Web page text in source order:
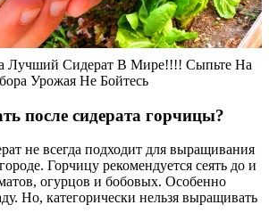
Лучший Сидерат В Мире!!!! Сыпьте На
Урожая Не Бойтесь
после сидерата горчицы?
не всегда подходит для выращивания
Горчицу рекомендуется сеять до и
огурцов и бобовых. Особенно
Но, категорически нельзя выращивать